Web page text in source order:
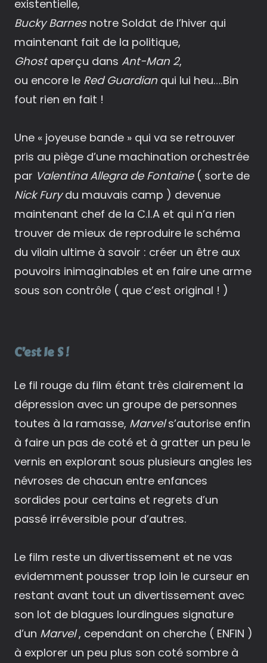
existentielle,
Bucky Barnesnotre Soldat de l’hiver qui
maintenant fait de la politique,
Ghostaperçu dans Ant-Man 2,
ou encore le Red Guardian qui lui heu….Bin
fout rien en fait !
Une « joyeuse bande » qui va se retrouver
pris au piège d’une machination orchestrée
par Valentina Allegra de Fontaine( sorte de
Nick Furydu mauvais camp ) devenue
maintenant chef de la C.I.A et qui n’a rien
trouver de mieux de reproduire le schéma
du vilain ultime à savoir : créer un être aux
pouvoirs inimaginables et en faire une arme
sous son contrôle ( que c’est original ! )
C’est le S !
Le fil rouge du film étant très clairement la
dépression avec un groupe de personnes
toutes à la ramasse, Marvels’autorise enfin
à faire un pas de coté et à gratter un peu le
vernis en explorant sous plusieurs angles les
névroses de chacun entre enfances
sordides pour certains et regrets d’un
passé irréversible pour d’autres.
Le film reste un divertissement et ne vas
evidemment pousser trop loin le curseur en
restant avant tout un divertissement avec
son lot de blagues lourdingues signature
d’un Marvel, cependant on cherche ( ENFIN )
à explorer un peu plus son coté sombre à